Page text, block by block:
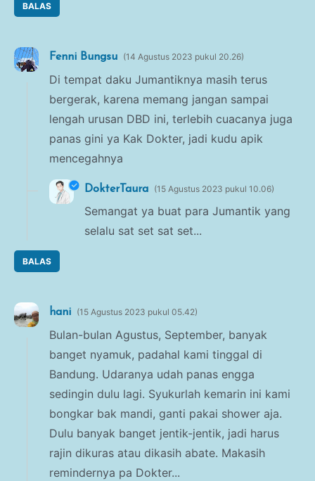
BALAS
Fenni Bungsu 14 Agustus 2023 pukul 20.26
Di tempat daku Jumantiknya masih terus
bergerak, karena memang jangan sampai
lengah urusan DBD ini, terlebih cuacanya juga
panas gini ya Kak Dokter, jadi kudu apik
mencegahnya
BALAS
DokterTaura 15 Agustus 2023 pukul 10.06
Semangat ya buat para Jumantik yang
selalu sat set sat set...
hani 15 Agustus 2023 pukul 05.42
Bulan-bulan Agustus, September, banyak
banget nyamuk, padahal kami tinggal di
Bandung. Udaranya udah panas engga
sedingin dulu lagi. Syukurlah kemarin ini kami
bongkar bak mandi, ganti pakai shower aja.
Dulu banyak banget jentik-jentik, jadi harus
rajin dikuras atau dikasih abate. Makasih
remindernya pa Dokter...